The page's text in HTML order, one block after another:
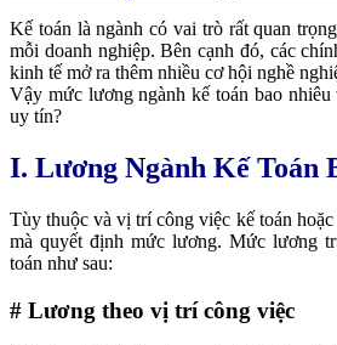
Kế toán là ngành có vai trò rất quan
mỗi doanh nghiệp. Bên cạnh đó, các
kinh tế mở ra thêm nhiều cơ hội nghề
Vậy mức lương ngành kế toán bao nhiêu
uy tín?
I. Lương Ngành Kế Toán
Tùy thuộc và vị trí công việc kế toán
mà quyết định mức lương. Mức lương
toán như sau:
# Lương theo vị trí công việc